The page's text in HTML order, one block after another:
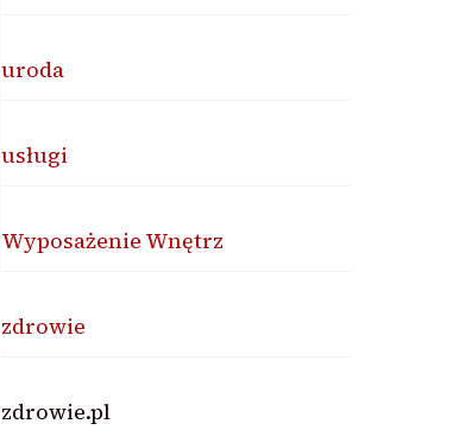
uroda
usługi
Wyposażenie Wnętrz
zdrowie
zdrowie.pl